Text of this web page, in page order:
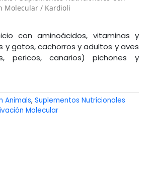
Molecular/ Kardioli
con aminoácidos, vitaminas y
y gatos, cachorros y adultos y aves
pericos, canarios) pichones y
Animals, Suplementos Nutricionales
Molecular